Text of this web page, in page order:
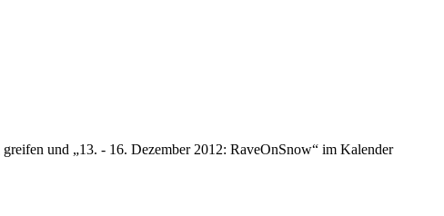
und „13. - 16. Dezember 2012: RaveOnSnow“ im Kalender